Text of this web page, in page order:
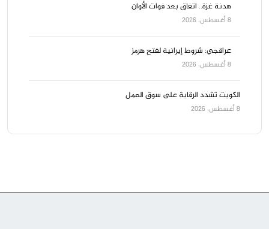
هدنة غزة.. اتفاق بعد فوات الأوان
8 أغسطس، 2026
عراقجي: شروط إيرانية لفتح هرمز
8 أغسطس، 2026
الكويت تشدد الرقابة على سوق العمل
8 أغسطس، 2026